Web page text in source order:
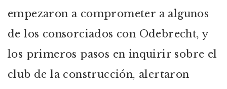
empezaron a comprometer a algunos
de los consorciados con Odebrecht, y
los primeros pasos en inquirir sobre el
club de la construcción, alertaron